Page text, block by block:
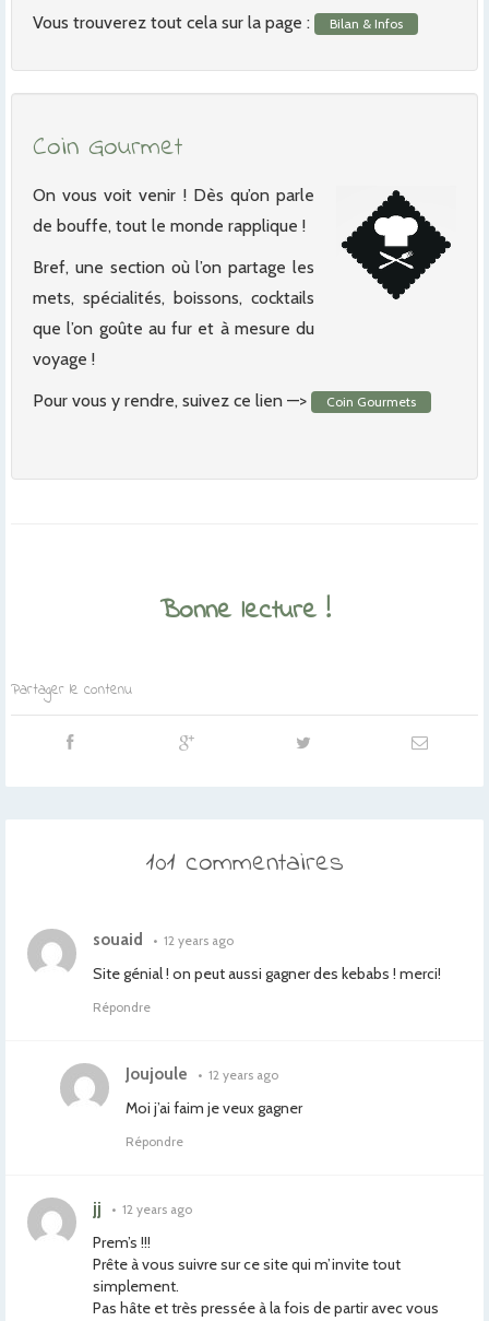
Vous trouverez tout cela sur la page :
Bilan & Infos
Coin Gourmet
On vous voit venir ! Dès qu’on parle
de bouffe, tout le monde rapplique !
Bref, une section où l’on partage les
mets, spécialités, boissons, cocktails
que l’on goûte au fur et à mesure du
voyage !
Pour vous y rendre, suivez ce lien —>
Coin Gourmets
Bonne lecture !
Partager le contenu
101 commentaires
souaid • 12 years ago
Site génial ! on peut aussi gagner des kebabs ! merci!
Répondre
Joujoule • 12 years ago
Moi j’ai faim je veux gagner
Répondre
jj • 12 years ago
Prem’s !!!
Prête à vous suivre sur ce site qui m’invite tout
simplement.
Pas hâte et très pressée à la fois de partir avec vous